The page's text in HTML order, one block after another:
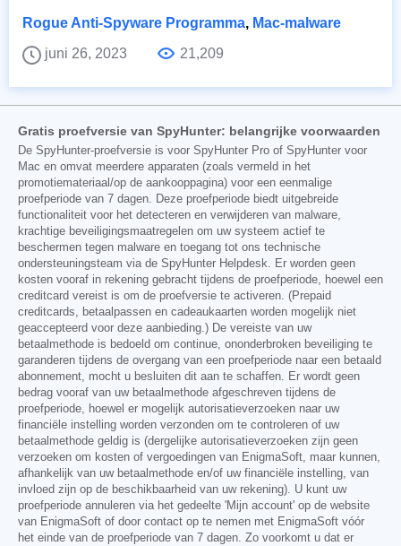
Rogue Anti-Spyware Programma, Mac-malware
juni 26, 2023
21,209
Gratis proefversie van SpyHunter: belangrijke voorwaarden
De SpyHunter-proefversie is voor SpyHunter Pro of SpyHunter voor
Mac en omvat meerdere apparaten (zoals vermeld in het
promotiemateriaal/op de aankooppagina) voor een eenmalige
proefperiode van 7 dagen. Deze proefperiode biedt uitgebreide
functionaliteit voor het detecteren en verwijderen van malware,
krachtige beveiligingsmaatregelen om uw systeem actief te
beschermen tegen malware en toegang tot ons technische
ondersteuningsteam via de SpyHunter Helpdesk. Er worden geen
kosten vooraf in rekening gebracht tijdens de proefperiode, hoewel een
creditcard vereist is om de proefversie te activeren. (Prepaid
creditcards, betaalpassen en cadeaukaarten worden mogelijk niet
geaccepteerd voor deze aanbieding.) De vereiste van uw
betaalmethode is bedoeld om continue, ononderbroken beveiliging te
garanderen tijdens de overgang van een proefperiode naar een betaald
abonnement, mocht u besluiten dit aan te schaffen. Er wordt geen
bedrag vooraf van uw betaalmethode afgeschreven tijdens de
proefperiode, hoewel er mogelijk autorisatieverzoeken naar uw
financiële instelling worden verzonden om te controleren of uw
betaalmethode geldig is (dergelijke autorisatieverzoeken zijn geen
verzoeken om kosten of vergoedingen van EnigmaSoft, maar kunnen,
afhankelijk van uw betaalmethode en/of uw financiële instelling, van
invloed zijn op de beschikbaarheid van uw rekening). U kunt uw
proefperiode annuleren via het gedeelte 'Mijn account' op de website
van EnigmaSoft of door contact op te nemen met EnigmaSoft vóór
het einde van de proefperiode van 7 dagen. Zo voorkomt u dat er